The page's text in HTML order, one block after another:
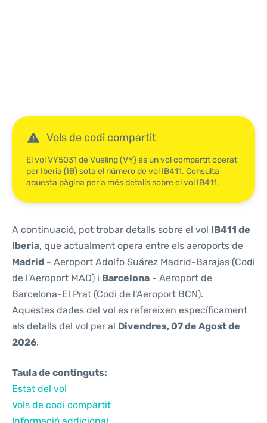
Vols de codi compartit
El vol VY5031 de Vueling (VY) és un vol compartit operat
per Iberia (IB) sota el número de vol IB411. Consulta
aquesta pàgina per a més detalls sobre el vol IB411.
A continuació, pot trobar detalls sobre el vol IB411 de
Iberia, que actualment opera entre els aeroports de
Madrid - Aeroport Adolfo Suárez Madrid-Barajas (Codi
de l'Aeroport MAD) i Barcelona - Aeroport de
Barcelona-El Prat (Codi de l'Aeroport BCN).
Aquestes dades del vol es refereixen específicament
als detalls del vol per al Divendres, 07 de Agost de
2026.
Taula de continguts:
Estat del vol
Vols de codi compartit